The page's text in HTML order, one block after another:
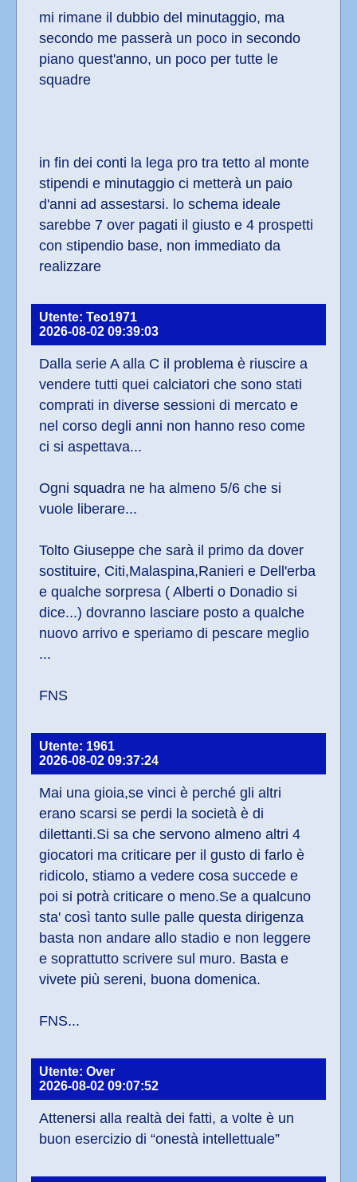
mi rimane il dubbio del minutaggio, ma
secondo me passerà un poco in secondo
piano quest'anno, un poco per tutte le
squadre
in fin dei conti la lega pro tra tetto al monte
stipendi e minutaggio ci metterà un paio
d'anni ad assestarsi. lo schema ideale
sarebbe 7 over pagati il giusto e 4 prospetti
con stipendio base, non immediato da
realizzare
Utente: Teo1971
2026-08-02 09:39:03
Dalla serie A alla C il problema è riuscire a
vendere tutti quei calciatori che sono stati
comprati in diverse sessioni di mercato e
nel corso degli anni non hanno reso come
ci si aspettava...
Ogni squadra ne ha almeno 5/6 che si
vuole liberare...
Tolto Giuseppe che sarà il primo da dover
sostituire, Citi,Malaspina,Ranieri e Dell'erba
e qualche sorpresa ( Alberti o Donadio si
dice...) dovranno lasciare posto a qualche
nuovo arrivo e speriamo di pescare meglio
...
FNS
Utente: 1961
2026-08-02 09:37:24
Mai una gioia,se vinci è perché gli altri
erano scarsi se perdi la società è di
dilettanti.Si sa che servono almeno altri 4
giocatori ma criticare per il gusto di farlo è
ridicolo, stiamo a vedere cosa succede e
poi si potrà criticare o meno.Se a qualcuno
sta' così tanto sulle palle questa dirigenza
basta non andare allo stadio e non leggere
e soprattutto scrivere sul muro. Basta e
vivete più sereni, buona domenica.
FNS...
Utente: Over
2026-08-02 09:07:52
Attenersi alla realtà dei fatti, a volte è un
buon esercizio di “onestà intellettuale”